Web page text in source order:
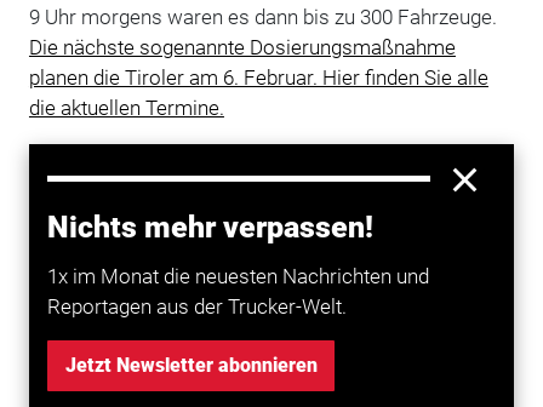
Nichts mehr verpassen!
1x im Monat die neuesten Nachrichten und
Reportagen aus der Trucker-Welt.
Jetzt Newsletter abonnieren
9 Uhr morgens waren es dann bis zu 300 Fahrzeuge.
Die nächste sogenannte Dosierungsmaßnahme
planen die Tiroler am 6. Februar. Hier finden Sie alle
die aktuellen Termine.
Kräften im Einsatz, um größere Störungen zu
verhindern. Man habe deshalb auch mehrere Verstöße
aufgrund verbotswidrigen Überholens geahndet.
Transport